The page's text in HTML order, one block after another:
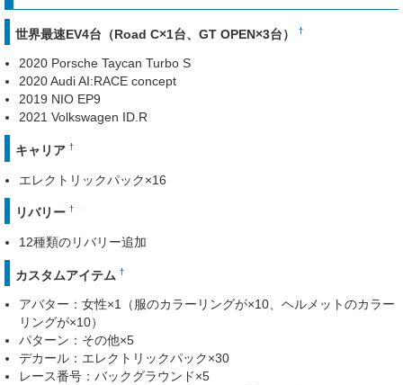
世界最速EV4台（Road C×1台、GT OPEN×3台） †
2020 Porsche Taycan Turbo S
2020 Audi AI:RACE concept
2019 NIO EP9
2021 Volkswagen ID.R
キャリア †
エレクトリックパック×16
リバリー †
12種類のリバリー追加
カスタムアイテム †
アバター：女性×1（服のカラーリングが×10、ヘルメットのカラー
リングが×10）
パターン：その他×5
デカール：エレクトリックパック×30
レース番号：バックグラウンド×5